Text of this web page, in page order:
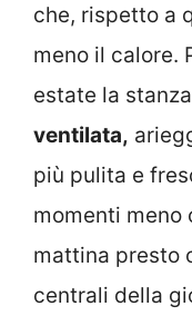
che, rispetto a
meno il calore.
estate la
ventilata,
più pulita e
momenti meno
mattina presto
centrali della